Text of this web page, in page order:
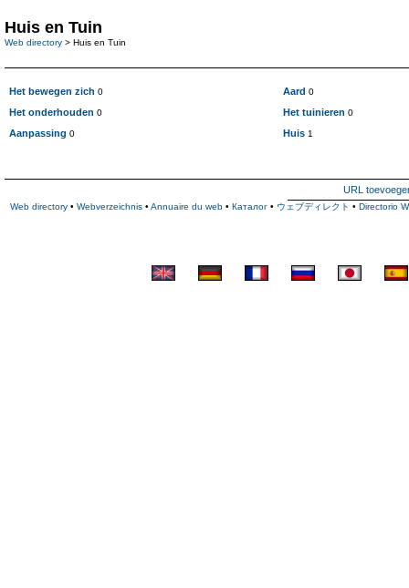
Huis en Tuin
Web directory > Huis en Tuin
Het bewegen zich 0
Het onderhouden 0
Aanpassing 0
Aard 0
Het tuinieren 0
Huis 1
URL
Web directory • Webverzeichnis • Annuaire du web • Каталог • ウェブディレクト • Directorio